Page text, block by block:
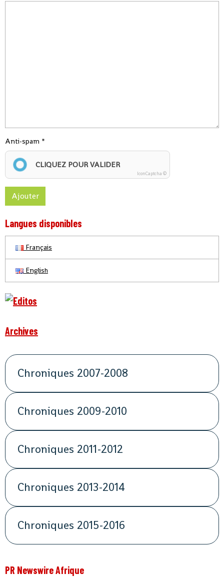
Anti-spam
CLIQUEZ POUR VALIDER
IconCaptcha ©
Ajouter
Langues disponibles
Français
English
Archives
Chroniques 2007-2008
Chroniques 2009-2010
Chroniques 2011-2012
Chroniques 2013-2014
Chroniques 2015-2016
PR Newswire Afrique